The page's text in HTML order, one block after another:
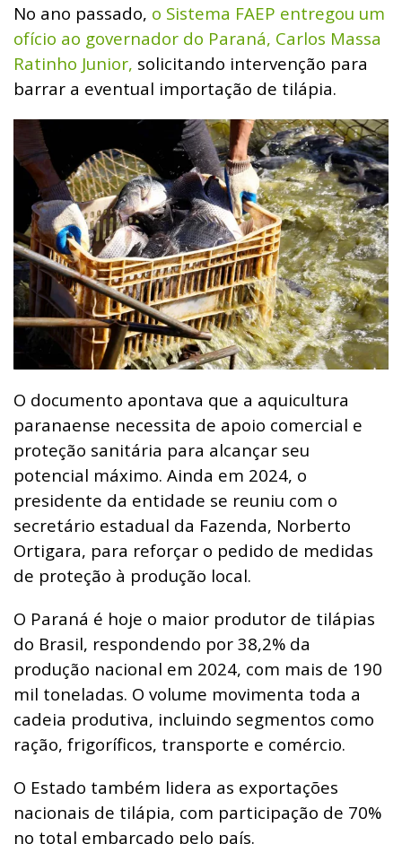
No ano passado, o Sistema FAEP entregou um
ofício ao governador do Paraná, Carlos Massa
Ratinho Junior, solicitando intervenção para
barrar a eventual importação de tilápia.
O documento apontava que a aquicultura
paranaense necessita de apoio comercial e
proteção sanitária para alcançar seu
potencial máximo. Ainda em 2024, o
presidente da entidade se reuniu com o
secretário estadual da Fazenda, Norberto
Ortigara, para reforçar o pedido de medidas
de proteção à produção local.
O Paraná é hoje o maior produtor de tilápias
do Brasil, respondendo por 38,2% da
produção nacional em 2024, com mais de 190
mil toneladas. O volume movimenta toda a
cadeia produtiva, incluindo segmentos como
ração, frigoríficos, transporte e comércio.
O Estado também lidera as exportações
nacionais de tilápia, com participação de 70%
no total embarcado pelo país.